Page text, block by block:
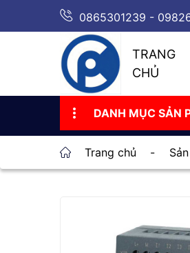
0865301239 -
TRANG
CHỦ
DANH MỤC SẢN
Trang chủ -